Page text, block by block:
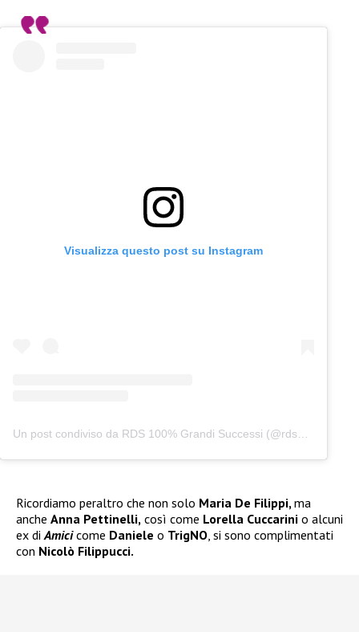
Visualizza questo post su Instagram
Un post condiviso da RDS 100% Grandi Successi (@rds_official)
Ricordiamo peraltro che non solo Maria De Filippi,ma
anche Anna Pettinelli, così come Lorella Cuccarini o alcuni
ex diAmicicome Daniele o TrigNO, si sono complimentati
con Nicolò Filippucci.